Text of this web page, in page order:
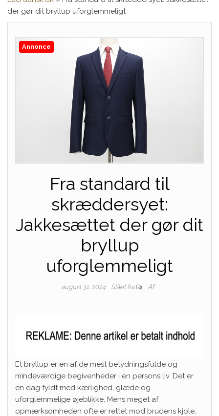
der gør dit bryllup uforglemmeligt
Annonce
Fra standard til
skræddersyet:
Jakkesættet der gør dit
bryllup
uforglemmeligt
august 31, 2024 Slået fra Af
Et bryllup er en af de mest betydningsfulde og
mindeværdige begivenheder i en persons liv. Det er
en dag fyldt med kærlighed, glæde og
uforglemmelige øjeblikke. Mens meget af
opmærksomheden ofte er rettet mod brudens kjole,